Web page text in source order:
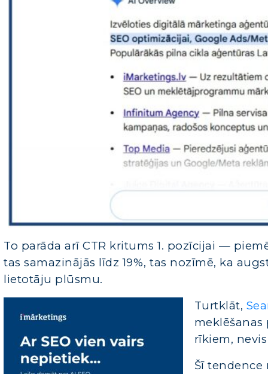
To parāda arī CTR kritums 1. pozīcijai —
tas samazinājās līdz 19%, tas nozīmē, ka
lietotāju plūsmu.
Turtklāt,
meklēšanas
rīkiem,
Šī tendence